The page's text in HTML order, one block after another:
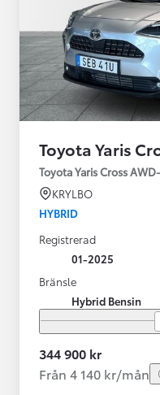
Toyota Yaris
Toyota Yaris Cross
KRYLBO
HYBRID
Registrerad
01-2025
Bränsle
Hybrid Bensin
344 900 kr
Från 4 140 kr/mån